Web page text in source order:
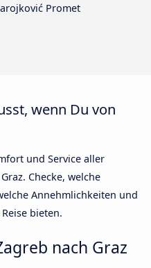
Promet
wenn Du von
und Service aller
Checke, welche
Annehmlichkeiten und
bieten.
nach Graz